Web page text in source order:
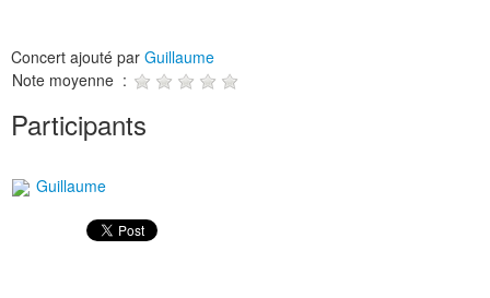
Concert ajouté par Guillaume
Note moyenne :
Participants
Guillaume